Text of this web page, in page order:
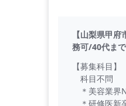
【山梨県甲
務可/40代ま
【募集科目】
科目不問
＊美容業界
＊研修医新